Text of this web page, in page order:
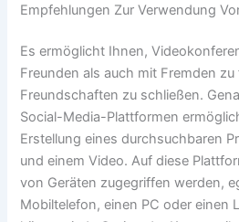
Empfehlungen Zur Verwendung
Es ermöglicht Ihnen,
Freunden als auch mit Fremden
Freundschaften zu schließen.
Social-Media-Plattformen
Erstellung eines durchsuchbaren
und einem Video. Auf diese
von Geräten zugegriffen werden,
Mobiltelefon, einen PC oder einen